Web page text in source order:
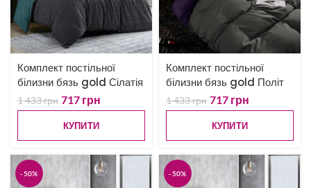
Комплект постільної
білизни бязь gold Сілатія
1 433грн 717 грн
КУПИТИ
Комплект постільної
білизни бязь gold Політ
1 433грн 717 грн
КУПИТИ
-50% -50%